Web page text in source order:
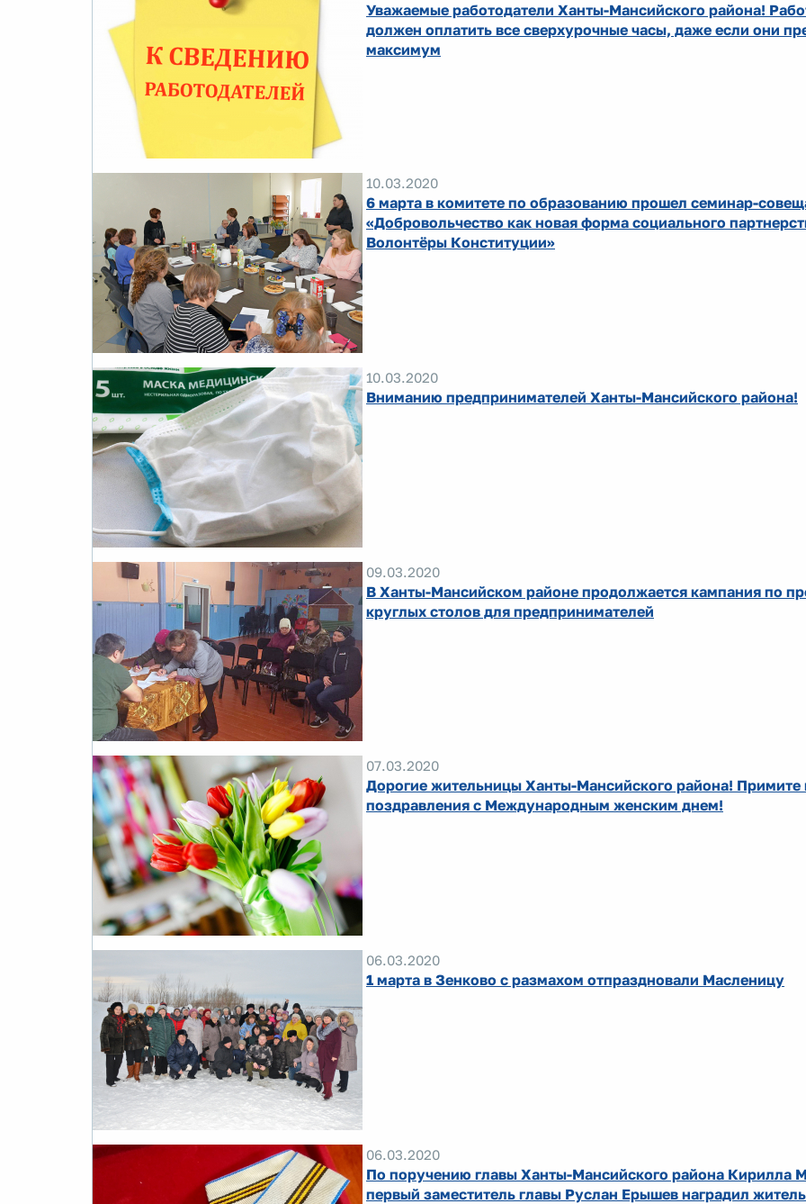
Уважаемые работодатели Ханты-Мансийского района!
должен оплатить все сверхурочные часы, даже если они
максимум
10.03.2020
6 марта в комитете по образованию прошел семинар-
«Добровольчество как новая форма социального
Волонтёры Конституции»
10.03.2020
Вниманию предпринимателей Ханты-Мансийского района!
09.03.2020
В Ханты-Мансийском районе продолжается кампания по
круглых столов для предпринимателей
07.03.2020
Дорогие жительницы Ханты-Мансийского района! Примите
поздравления с Международным женским днем!
06.03.2020
1 марта в Зенково с размахом отпраздновали Масленицу
06.03.2020
По поручению главы Ханты-Мансийского района Кирилла
первый заместитель главы Руслан Ерышев наградил